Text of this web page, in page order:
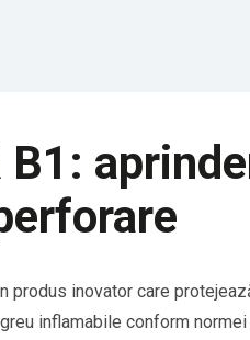
B1:
produs inovator care
inflamabile conform